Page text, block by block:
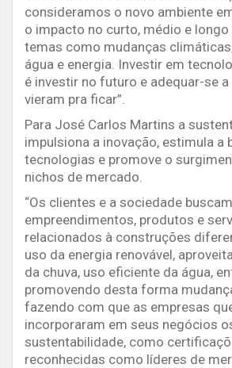
consideramos o novo ambiente
o impacto no curto, médio e
temas como mudanças
água e energia. Investir em
é investir no futuro e adequar-se
vieram pra ficar”.
Para José Carlos Martins a
impulsiona a inovação, estimula a
tecnologias e promove o
nichos de mercado.
“Os clientes e a sociedade
empreendimentos, produtos e
relacionados à construções
uso da energia renovável,
da chuva, uso eficiente da água,
promovendo desta forma
fazendo com que as empresas
incorporaram em seus negócios
sustentabilidade, como
reconhecidas como líderes de